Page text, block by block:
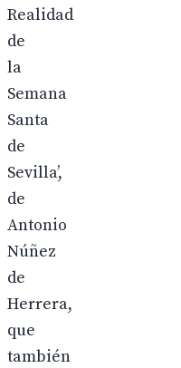
Realidad
de
la
Semana
Santa
de
Sevilla’,
de
Antonio
Núñez
de
Herrera,
que
también